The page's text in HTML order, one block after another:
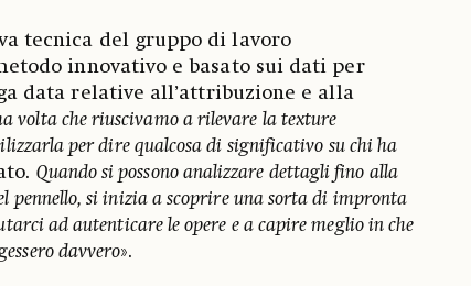
tecnica del gruppo di lavoro
innovativo e basato sui dati per
data relative all’attribuzione e alla
volta che riuscivamo a rilevare la texture
per dire qualcosa di significativo su chi ha
Quando si possono analizzare dettagli fino alla
pennello, si inizia a scoprire una sorta di impronta
ad autenticare le opere e a capire meglio in che
davvero».